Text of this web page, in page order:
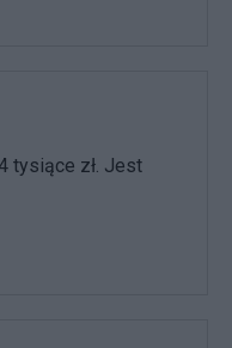
tysiące zł. Jest